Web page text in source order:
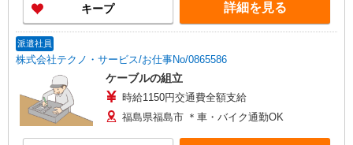
キープ 詳細を見る
派遣社員
株式会社テクノ・サービス/お仕事No/0865586
ケーブルの組立
時給1150円交通費全額支給
福島県福島市 ＊車・バイク通勤OK